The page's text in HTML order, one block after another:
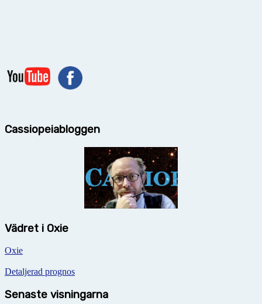
Cassiopeiabloggen
Vädret i Oxie
Oxie
Detaljerad prognos
Senaste visningarna